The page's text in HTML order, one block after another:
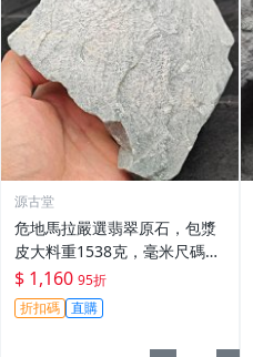
源古堂
危地馬拉嚴選翡翠原石，包漿
皮大料重1538克，毫米尺碼專
為收藏家推薦。10月拍賣，晚
11點截標。 危地馬拉 翡翠 原
石
$ 1,160 95折
折扣碼 直購